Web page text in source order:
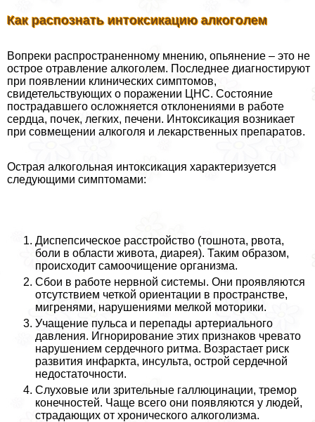
Как распознать интоксикацию алкоголем
Вопреки распространенному мнению, опьянение – это не
острое отравление алкоголем. Последнее диагностируют
при появлении клинических симптомов,
свидетельствующих о поражении ЦНС. Состояние
пострадавшего осложняется отклонениями в работе
сердца, почек, легких, печени. Интоксикация возникает
при совмещении алкоголя и лекарственных препаратов.
Острая алкогольная интоксикация хаpaктеризуется
следующими симптомами:
Диспепсическое расстройство (тошнота, рвота,
боли в области живота, диарея). Таким образом,
происходит самоочищение организма.
Сбои в работе нервной системы. Они проявляются
отсутствием четкой ориентации в прострaнcтве,
мигренями, нарушениями мелкой моторики.
Учащение пульса и перепады артериального
давления. Игнорирование этих признаков чревато
нарушением сердечного ритма. Возрастает риск
развития инфаркта, инсульта, острой сердечной
недостаточности.
Слуховые или зрительные галлюцинации, тремор
конечностей. Чаще всего они появляются у людей,
страдающих от хронического алкоголизма.